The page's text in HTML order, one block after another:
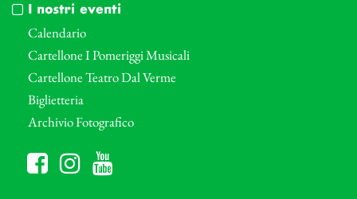
I nostri eventi
Calendario
Cartellone I Pomeriggi Musicali
Cartellone Teatro Dal Verme
Biglietteria
Archivio Fotografico